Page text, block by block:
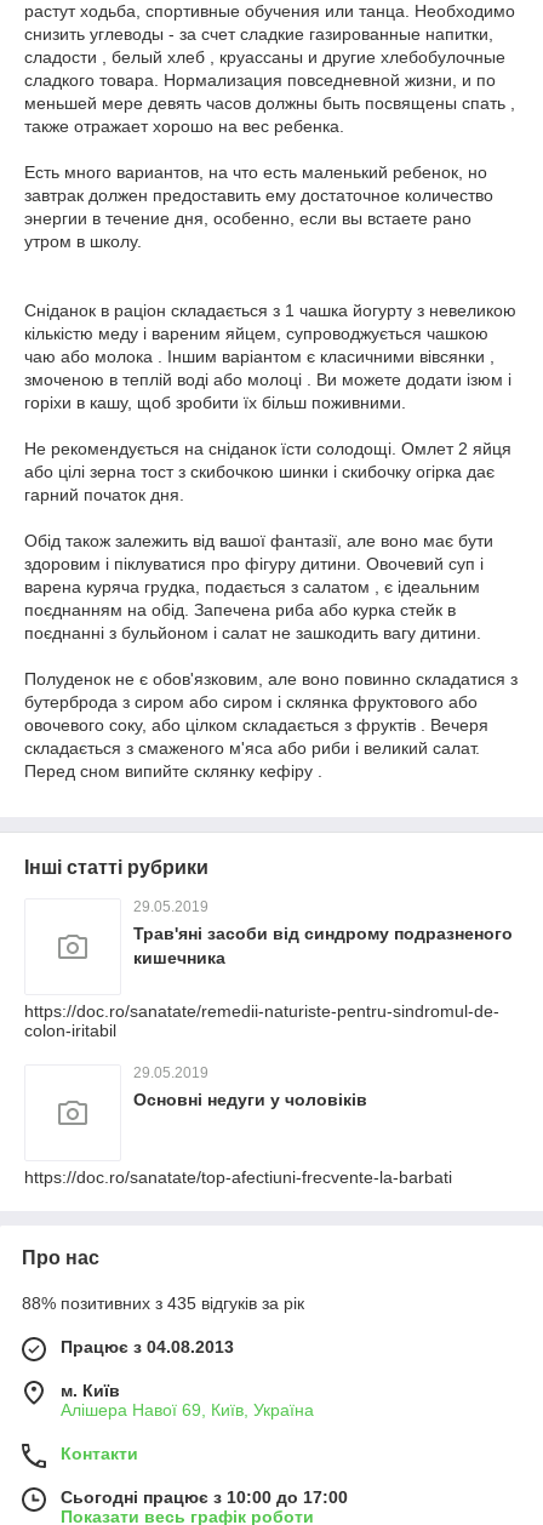
растут ходьба, спортивные обучения или танца. Необходимо
снизить углеводы - за счет сладкие газированные напитки,
сладости , белый хлеб , круассаны и другие хлебобулочные
сладкого товара. Нормализация повседневной жизни, и по
меньшей мере девять часов должны быть посвящены спать ,
также отражает хорошо на вес ребенка.
Есть много вариантов, на что есть маленький ребенок, но
завтрак должен предоставить ему достаточное количество
энергии в течение дня, особенно, если вы встаете рано
утром в школу.
Сніданок в раціон складається з 1 чашка йогурту з невеликою
кількістю меду і вареним яйцем, супроводжується чашкою
чаю або молока . Іншим варіантом є класичними вівсянки ,
змоченою в теплій воді або молоці . Ви можете додати ізюм і
горіхи в кашу, щоб зробити їх більш поживними.
Не рекомендується на сніданок їсти солодощі. Омлет 2 яйця
або цілі зерна тост з скибочкою шинки і скибочку огірка дає
гарний початок дня.
Обід також залежить від вашої фантазії, але воно має бути
здоровим і піклуватися про фігуру дитини. Овочевий суп і
варена куряча грудка, подається з салатом , є ідеальним
поєднанням на обід. Запечена риба або курка стейк в
поєднанні з бульйоном і салат не зашкодить вагу дитини.
Полуденок не є обов'язковим, але воно повинно складатися з
бутерброда з сиром або сиром і склянка фруктового або
овочевого соку, або цілком складається з фруктів . Вечеря
складається з смаженого м'яса або риби і великий салат.
Перед сном випийте склянку кефіру .
Інші статті рубрики
29.05.2019
Трав'яні засоби від синдрому подразненого
кишечника
https://doc.ro/sanatate/remedii-naturiste-pentru-sindromul-de-
colon-iritabil
29.05.2019
Основні недуги у чоловіків
https://doc.ro/sanatate/top-afectiuni-frecvente-la-barbati
Про нас
88% позитивних з 435 відгуків за рік
Працює з 04.08.2013
м. Київ
Алішера Навої 69, Київ, Україна
Контакти
Сьогодні працює з 10:00 до 17:00
Показати весь графік роботи